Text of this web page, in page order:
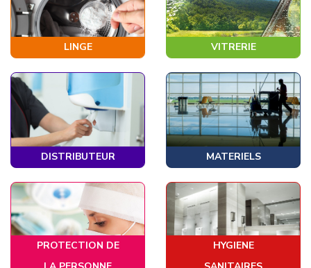
LINGE VITRERIE
DISTRIBUTEUR MATERIELS
PROTECTION DE
HYGIENE